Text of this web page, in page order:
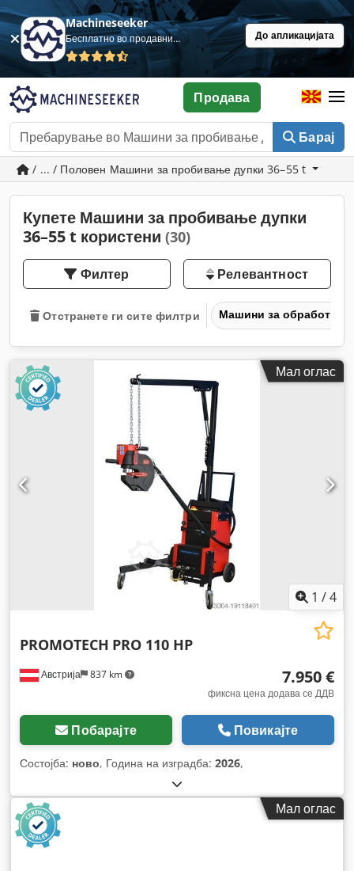
Machineseeker
Бесплатно во продавница До апликацијата
Барај
Продава
/ ... / Половен Машини за пробивање дупки 36–55 t
Купете Машини за пробивање дупки
36–55 t користени (30)
Филтер Релевантност
Отстранете ги сите филтри Машини за обработка
Мал оглас
1 /4
Австрија 837 km
PROMOTECH PRO 110 HP
7.950 €
фиксна цена додава се ДДВ
Побарајте Повикајте
Состојба: ново, Година на изградба: 2026,
Мал оглас